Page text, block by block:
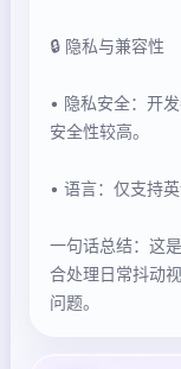
🔒 隐私与兼容性
• 隐私安全：开
安全性较高。
• 语言：仅支持英
一句话总结：这
合处理日常抖动
问题。